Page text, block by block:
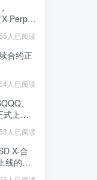
Perp）
55人已阅读
合约正
54人已阅读
、
式上线
53人已阅读
X-合
线的公